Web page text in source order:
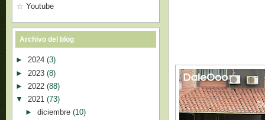
Youtube
Archivo del blog
► 2024 (3)
► 2023 (8)
► 2022 (88)
▼ 2021 (73)
► diciembre (10)